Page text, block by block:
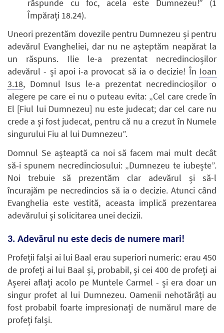
răspunde cu foc, acela este Dumnezeu!” (1
Împărați 18.24).
Uneori prezentăm dovezile pentru Dumnezeu și pentru
adevărul Evangheliei, dar nu ne așteptăm neapărat la
un răspuns. Ilie le-a prezentat necredincioșilor
adevărul - și apoi i-a provocat să ia o decizie! În Ioan
3.18, Domnul Isus le-a prezentat necredincioșilor o
alegere pe care ei nu o puteau evita: „Cel care crede în
El [Fiul lui Dumnezeu] nu este judecat; dar cel care nu
crede a și fost judecat, pentru că nu a crezut în Numele
singurului Fiu al lui Dumnezeu”.
Domnul Se așteaptă ca noi să facem mai mult decât
să-i spunem necredinciosului: „Dumnezeu te iubește”.
Noi trebuie să prezentăm clar adevărul și să-l
încurajăm pe necredincios să ia o decizie. Atunci când
Evanghelia este vestită, aceasta implică prezentarea
adevărului și solicitarea unei decizii.
3. Adevărul nu este decis de numere mari!
Profeții falși ai lui Baal erau superiori numeric: erau 450
de profeți ai lui Baal și, probabil, și cei 400 de profeți ai
Așerei aflați acolo pe Muntele Carmel - și era doar un
singur profet al lui Dumnezeu. Oamenii nehotărâți au
fost probabil foarte impresionați de numărul mare de
profeți falși.